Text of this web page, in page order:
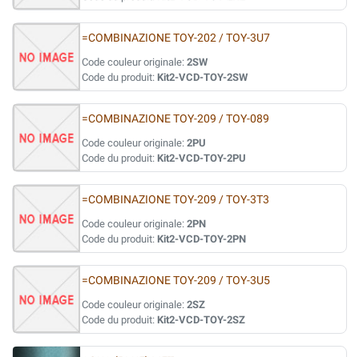
=COMBINAZIONE TOY-202 / TOY-3U7
Code couleur originale: 2SW
Code du produit: Kit2-VCD-TOY-2SW
=COMBINAZIONE TOY-209 / TOY-089
Code couleur originale: 2PU
Code du produit: Kit2-VCD-TOY-2PU
=COMBINAZIONE TOY-209 / TOY-3T3
Code couleur originale: 2PN
Code du produit: Kit2-VCD-TOY-2PN
=COMBINAZIONE TOY-209 / TOY-3U5
Code couleur originale: 2SZ
Code du produit: Kit2-VCD-TOY-2SZ